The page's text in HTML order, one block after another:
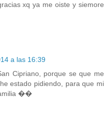
xq ya me oiste y siemore
a las 16:39
Cipriano, porque se que me
estado pidiendo, para que mi
��